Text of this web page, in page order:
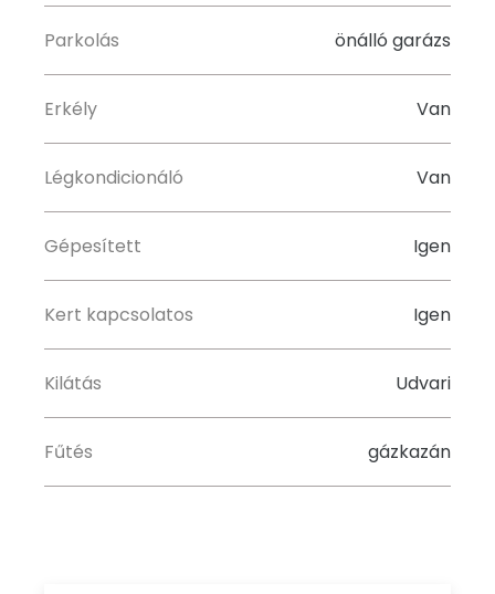
Parkolás önálló garázs
Erkély Van
Légkondicionáló Van
Gépesített Igen
Kert kapcsolatos Igen
Kilátás Udvari
Fűtés gázkazán